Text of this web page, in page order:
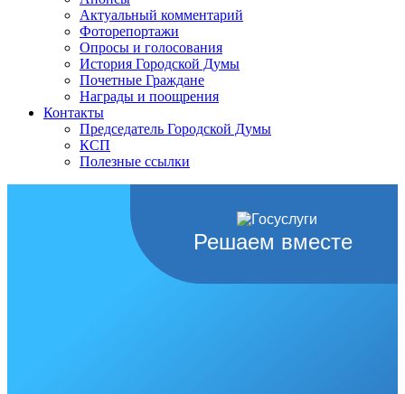
Актуальный комментарий
Фоторепортажи
Опросы и голосования
История Городской Думы
Почетные Граждане
Награды и поощрения
Контакты
Председатель Городской Думы
КСП
Полезные ссылки
Решаем вместе